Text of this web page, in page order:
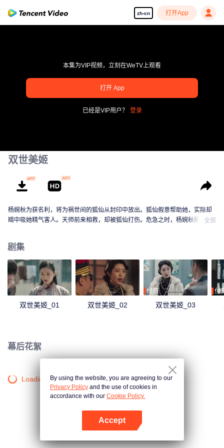
zh-cn 打开App
pay limit
本集为VIP视频，立刻在WeTV上观看
打开 App
已经是VIP用户？ 登录
双世美姬
杨婉秋为获名利，将为祸世间的狐仙从封印中放出。狐仙假意帮助她，实际却
暗中吸她精气害人。天师前来相救，却被狐仙打伤。危急之时，杨婉秋醒悟发
全部
剧集
双世美姬_01 双世美姬_02
付费
双世美姬_03
付
幕后花絮
Loading…By using the website, you are agreeing to our
Privacy Policy and the use of cookies in
accordance with our Cookie Policy.
Accept